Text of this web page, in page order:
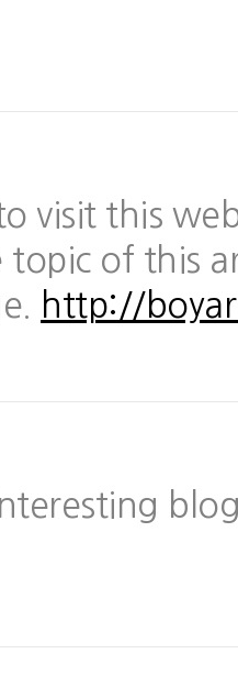
visit this
topic of this
http://